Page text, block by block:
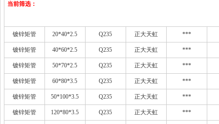
当前筛选：
镀锌矩管 20*40*2.5 Q235 正大天虹 ***
镀锌矩管 40*60*2.5 Q235 正大天虹 ***
镀锌矩管 50*70*2.5 Q235 正大天虹 ***
镀锌矩管 60*80*3.5 Q235 正大天虹 ***
镀锌矩管 50*100*3.5 Q235 正大天虹 ***
镀锌矩管 120*80*3.5 Q235 正大天虹 ***